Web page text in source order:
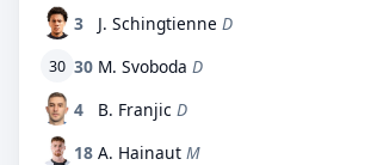
3
J. Schingtienne D
30 30 M. Svoboda D
4
B. Franjic D
18 A. Hainaut M